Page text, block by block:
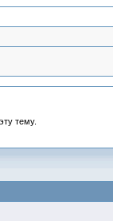
тему.